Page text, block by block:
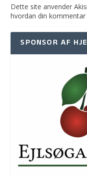
Dette site anvender
hvordan din
SPONSOR AF